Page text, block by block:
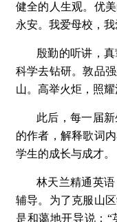
健全的人生观。优
永安。我爱母校，我
殷勤的听讲，
科学去钻研。敦品
山。高举火炬，照耀
此后，每一届
的作者，解释歌词
学生的成长与成才。
林天兰精通英
辅导。为了克服山
是和蔼地开导说：